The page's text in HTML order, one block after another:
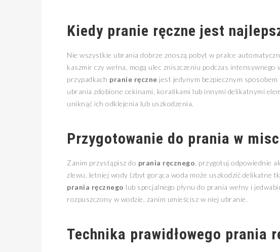
Kiedy pranie ręczne jest
Nie wszystkie ubrania dobrze znoszą pobyt w pralce
kaszmir czy wełna, mogą ulec zniszczeniu podczas
przypadkach pranie ręczne jest jedynym bezpiecznym
ubrania zdobione cekinami, koralikami lub innymi delikatnymi
uniknąć ich odklejenia lub uszkodzenia.
Przygotowanie do prania w
Zanim przystąpisz do prania ręcznego , przygotuj odpowiednie
zlewu, letniej wody (zbyt gorąca woda może uszkodzić delikatne
prania ręcznego lub specjalnego płynu do prania wełny i
rozpuszczony w wodzie, zanim umieścisz w niej ubranie.
Technika prawidłowego prania